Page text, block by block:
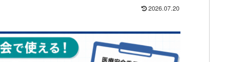
2026.07.20